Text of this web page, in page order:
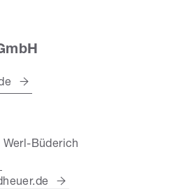
Werl-Büderich